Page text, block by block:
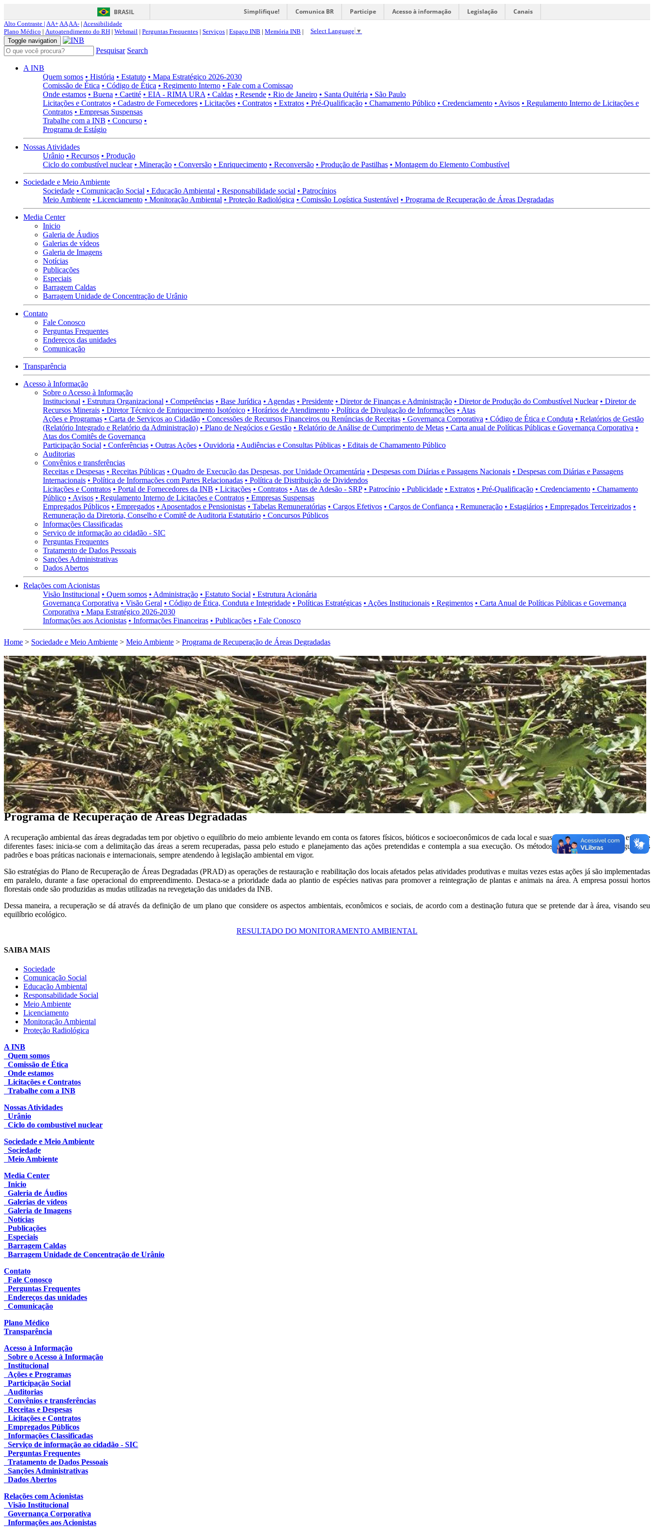
BRASIL Simplifique! Comunica BR Participe Acesso à informação Legislação Canais
Alto Contraste | AA+AAAA- | Acessibilidade
Plano Médico | Autoatendimento do RH | Webmail | Perguntas Frequentes | Serviços | Espaço INB | Memória INB | Select Language ▼
Toggle navigation
Pesquisar Search
A INB
Quem somos • História • Estatuto • Mapa Estratégico 2026-2030
Comissão de Ética • Código de Ética • Regimento Interno • Fale com a Comissao
Onde estamos • Buena • Caetité • EIA - RIMA URA • Caldas • Resende • Rio de Janeiro • Santa Quitéria • São Paulo
Licitações e Contratos • Cadastro de Fornecedores • Licitações • Contratos • Extratos • Pré-Qualificação • Chamamento Público • Credenciamento • Avisos • Regulamento Interno de Licitações e
Contratos • Empresas Suspensas
Trabalhe com a INB • Concurso •
Programa de Estágio
Nossas Atividades
Urânio • Recursos • Produção
Ciclo do combustível nuclear • Mineração • Conversão • Enriquecimento • Reconversão • Produção de Pastilhas • Montagem do Elemento Combustível
Sociedade e Meio Ambiente
Sociedade • Comunicação Social • Educação Ambiental • Responsabilidade social • Patrocínios
Meio Ambiente • Licenciamento • Monitoração Ambiental • Proteção Radiológica • Comissão Logística Sustentável • Programa de Recuperação de Áreas Degradadas
Media Center
Inicio
Galeria de Áudios
Galerias de vídeos
Galeria de Imagens
Notícias
Publicações
Especiais
Barragem Caldas
Barragem Unidade de Concentração de Urânio
Contato
Fale Conosco
Perguntas Frequentes
Endereços das unidades
Comunicação
Transparência
Acesso à Informação
Sobre o Acesso à Informação
Institucional • Estrutura Organizacional • Competências • Base Jurídica • Agendas • Presidente • Diretor de Finanças e Administração • Diretor de Produção do Combustível Nuclear • Diretor de
Recursos Minerais • Diretor Técnico de Enriquecimento Isotópico • Horários de Atendimento • Política de Divulgação de Informações • Atas
Ações e Programas • Carta de Serviços ao Cidadão • Concessões de Recursos Financeiros ou Renúncias de Receitas • Governança Corporativa • Código de Ética e Conduta • Relatórios de Gestão
(Relatório Integrado e Relatório da Administração) • Plano de Negócios e Gestão • Relatório de Análise de Cumprimento de Metas • Carta anual de Políticas Públicas e Governança Corporativa •
Atas dos Comitês de Governança
Participação Social • Conferências • Outras Ações • Ouvidoria • Audiências e Consultas Públicas • Editais de Chamamento Público
Auditorias
Convênios e transferências
Receitas e Despesas • Receitas Públicas • Quadro de Execução das Despesas, por Unidade Orçamentária • Despesas com Diárias e Passagens Nacionais • Despesas com Diárias e Passagens
Internacionais • Política de Informações com Partes Relacionadas • Política de Distribuição de Dividendos
Licitações e Contratos • Portal de Fornecedores da INB • Licitações • Contratos • Atas de Adesão - SRP • Patrocínio • Publicidade • Extratos • Pré-Qualificação • Credenciamento • Chamamento
Público • Avisos • Regulamento Interno de Licitações e Contratos • Empresas Suspensas
Empregados Públicos • Empregados • Aposentados e Pensionistas • Tabelas Remuneratórias • Cargos Efetivos • Cargos de Confiança • Remuneração • Estagiários • Empregados Terceirizados •
Remuneração da Diretoria, Conselho e Comitê de Auditoria Estatutário • Concursos Públicos
Informações Classificadas
Serviço de informação ao cidadão - SIC
Perguntas Frequentes
Tratamento de Dados Pessoais
Sanções Administrativas
Dados Abertos
Relações com Acionistas
Visão Institucional • Quem somos • Administração • Estatuto Social • Estrutura Acionária
Governança Corporativa • Visão Geral • Código de Ética, Conduta e Integridade • Políticas Estratégicas • Ações Institucionais • Regimentos • Carta Anual de Políticas Públicas e Governança
Corporativa • Mapa Estratégico 2026-2030
Informações aos Acionistas • Informações Financeiras • Publicações • Fale Conosco
Home > Sociedade e Meio Ambiente > Meio Ambiente > Programa de Recuperação de Áreas Degradadas
Programa de Recuperação de Áreas Degradadas
A recuperação ambiental das áreas degradadas tem por objetivo o equilíbrio do meio ambiente levando em conta os fatores físicos, bióticos e socioeconômicos de cada local e suas interações. A iniciativa envolve
diferentes fases: inicia-se com a delimitação das áreas a serem recuperadas, passa pelo estudo e planejamento das ações pretendidas e contempla a sua execução. Os métodos adotados pela INB seguem os
padrões e boas práticas nacionais e internacionais, sempre atendendo à legislação ambiental em vigor.
São estratégias do Plano de Recuperação de Áreas Degradadas (PRAD) as operações de restauração e reabilitação dos locais afetados pelas atividades produtivas e muitas vezes estas ações já são implementadas
em paralelo, durante a fase operacional do empreendimento. Destaca-se a prioridade dada ao plantio de espécies nativas para promover a reintegração de plantas e animais na área. A empresa possui hortos
florestais onde são produzidas as mudas utilizadas na revegetação das unidades da INB.
Dessa maneira, a recuperação se dá através da definição de um plano que considere os aspectos ambientais, econômicos e sociais, de acordo com a destinação futura que se pretende dar à área, visando seu
equilíbrio ecológico.
RESULTADO DO MONITORAMENTO AMBIENTAL
SAIBA MAIS
Sociedade
Comunicação Social
Educação Ambiental
Responsabilidade Social
Meio Ambiente
Licenciamento
Monitoração Ambiental
Proteção Radiológica
A INB
Quem somos
Comissão de Ética
Onde estamos
Licitações e Contratos
Trabalhe com a INB
Nossas Atividades
Urânio
Ciclo do combustível nuclear
Sociedade e Meio Ambiente
Sociedade
Meio Ambiente
Media Center
Inicio
Galeria de Áudios
Galerias de vídeos
Galeria de Imagens
Notícias
Publicações
Especiais
Barragem Caldas
Barragem Unidade de Concentração de Urânio
Contato
Fale Conosco
Perguntas Frequentes
Endereços das unidades
Comunicação
Plano Médico
Transparência
Acesso à Informação
Sobre o Acesso à Informação
Institucional
Ações e Programas
Participação Social
Auditorias
Convênios e transferências
Receitas e Despesas
Licitações e Contratos
Empregados Públicos
Informações Classificadas
Serviço de informação ao cidadão - SIC
Perguntas Frequentes
Tratamento de Dados Pessoais
Sanções Administrativas
Dados Abertos
Relações com Acionistas
Visão Institucional
Governança Corporativa
Informações aos Acionistas